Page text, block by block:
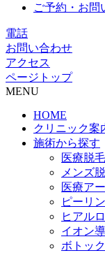
ご予約・お問
電話
お問い合わせ
アクセス
ページトップ
MENU
HOME
クリニック案
施術から探す
医療脱毛
メンズ
医療ア
ピーリ
ヒアル
イオン
ボトッ